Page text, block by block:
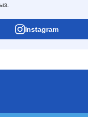
Instagram